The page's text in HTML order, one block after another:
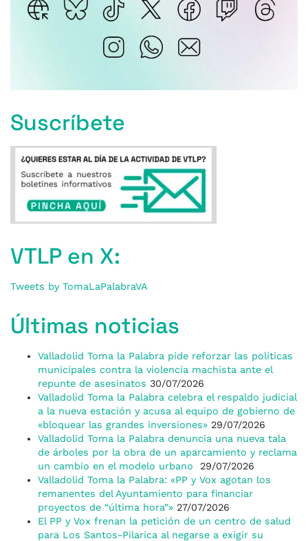
Suscríbete
VTLP en X:
Tweets by TomaLaPalabraVA
Últimas noticias
Valladolid Toma la Palabra pide reforzar las políticas
municipales contra la violencia machista ante el
repunte de asesinatos 30/07/2026
Valladolid Toma la Palabra celebra el respaldo judicial
a la nueva estación y acusa al equipo de gobierno de
«bloquear las grandes inversiones» 29/07/2026
Valladolid Toma la Palabra denuncia una nueva tala
de árboles por la obra de un aparcamiento y reclama
un cambio en el modelo urbano
29/07/2026
Valladolid Toma la Palabra: «PP y Vox agotan los
remanentes del Ayuntamiento para financiar
proyectos de “última hora”» 27/07/2026
El PP y Vox frenan la petición de un centro de salud
para Los Santos-Pilarica al negarse a exigir su